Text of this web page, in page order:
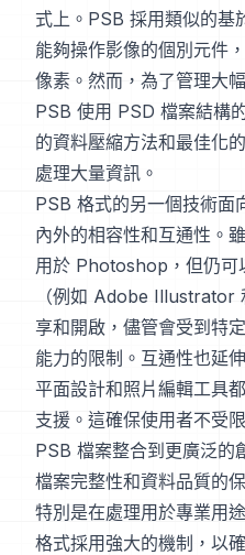
式上。PSB 採用類似的基
能夠操作影像的個別元件
像素。然而，為了管理大
PSB 使用 PSD 檔案結構
的資料壓縮方法和最佳化
處理大量資訊。
PSB 格式的另一個技術
內外的相容性和互通性。
用於 Photoshop，但仍
（例如 Adobe
享和開啟，儘管會受到特
能力的限制。互通性也延
平面設計和照片編輯工具
支援。這確保使用者不受
PSB 檔案整合到更廣泛的
檔案完整性和資料品質的
特別是在處理用於專業用
格式採用強大的機制，以